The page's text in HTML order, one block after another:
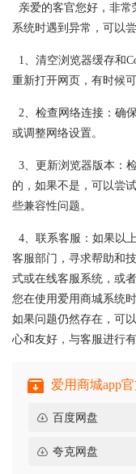
亲爱的客官您好，非
系统时遇到异常，可以
1、清空浏览器缓存和
重新打开网页，有时候
2、检查网络连接：确
或调整网络设置。
3、更新浏览器版本：
的，如果不是，可以尝
些兼容性问题。
4、联系客服：如果以
客服部门，寻求帮助和
式或在线客服系统，或
您在使用爱用商城系统
如果问题仍然存在，可
心和友好，与客服进行
爱用商城app
百度网盘
夸克网盘